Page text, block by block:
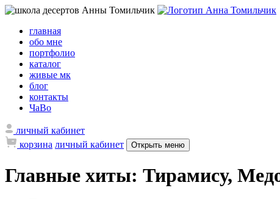
главная
обо мне
портфолио
каталог
живые мк
блог
контакты
ЧаВо
личный кабинет
корзина личный кабинет Открыть меню
Главные хиты: Тирамису,